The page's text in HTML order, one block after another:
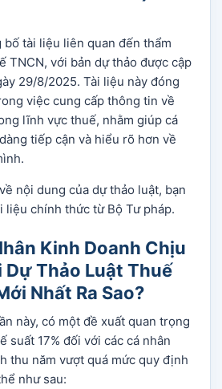
bố tài liệu liên quan đến thẩm
TNCN, với bản dự thảo được cập
29/8/2025. Tài liệu này đóng
việc cung cấp thông tin về
lĩnh vực thuế, nhằm giúp cá
tiếp cận và hiểu rõ hơn về
nội dung của dự thảo luật, bạn
liệu chính thức từ Bộ Tư pháp.
Kinh Doanh Chịu
Dự Thảo Luật Thuế
Nhất Ra Sao?
này, có một đề xuất quan trọng
suất 17% đối với các cá nhân
thu năm vượt quá mức quy định
như sau: